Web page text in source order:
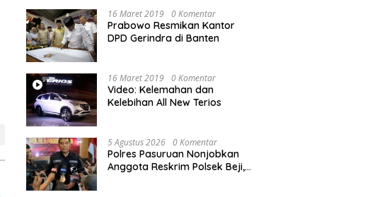
16 Maret 2019 0 Komentar
Prabowo Resmikan Kantor
DPD Gerindra di Banten
16 Maret 2019 0 Komentar
Video: Kelemahan dan
Kelebihan All New Terios
5 Agustus 2026 0 Komentar
Polres Pasuruan Nonjobkan
Anggota Reskrim Polsek Beji,